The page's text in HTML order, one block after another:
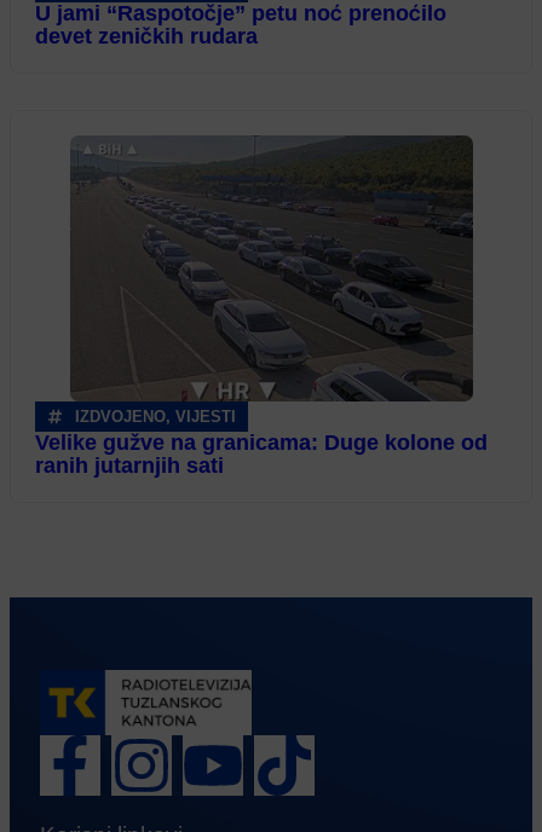
U jami “Raspotočje” petu noć prenoćilo
devet zeničkih rudara
IZDVOJENO, VIJESTI
Velike gužve na granicama: Duge kolone od
ranih jutarnjih sati